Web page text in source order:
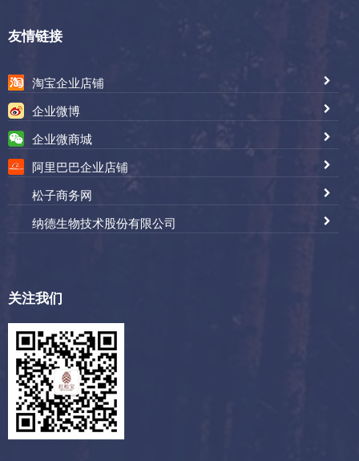
友情链接
淘宝企业店铺
企业微博
企业微商城
阿里巴巴企业店铺
松子商务网
纳德生物技术股份有限公司
关注我们